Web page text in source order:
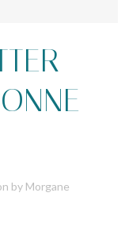
by Morgane